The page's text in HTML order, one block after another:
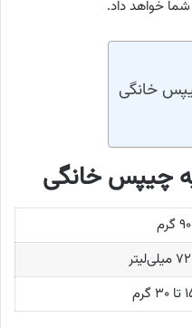
خواهد داد.
خانگی
چیپس خانگی
گرم
گرم